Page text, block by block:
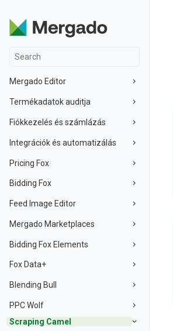
Mergado Editor
Termékadatok auditja
Fiókkezelés és számlázás
Integrációk és automatizálás
Pricing Fox
Bidding Fox
Feed Image Editor
Mergado Marketplaces
Bidding Fox Elements
Fox Data+
Blending Bull
PPC Wolf
Scraping Camel